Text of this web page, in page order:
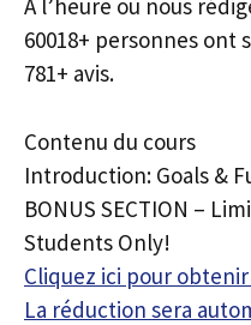
À l’heure où nous
60018+ personnes ont
781+ avis.
Contenu du cours
Introduction: Goals &
BONUS SECTION –
Students Only!
Cliquez ici pour obtenir
La réduction sera